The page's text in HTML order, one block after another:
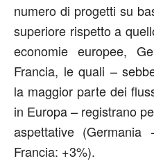
numero di progetti su
superiore rispetto a
economie europee,
Francia, le quali –
la maggior parte dei
in Europa – registrano
aspettative
Francia: +3%).